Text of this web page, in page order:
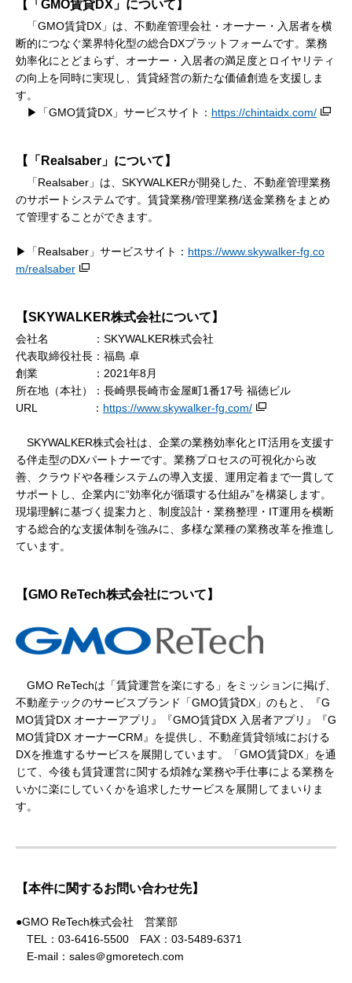
【「GMO賃貸DX」について】
「GMO賃貸DX」は、不動産管理会社・オーナー・入居者を横
断的につなぐ業界特化型の総合DXプラットフォームです。業務
効率化にとどまらず、オーナー・入居者の満足度とロイヤリティ
の向上を同時に実現し、賃貸経営の新たな価値創造を支援しま
す。
▶「GMO賃貸DX」サービスサイト： https://chintaidx.com/
【「Realsaber」について】
「Realsaber」は、SKYWALKERが開発した、不動産管理業務
のサポートシステムです。賃貸業務/管理業務/送金業務をまとめ
て管理することができます。
▶「Realsaber」サービスサイト： https://www.skywalker-fg.co
m/realsaber
【SKYWALKER株式会社について】
会社名 ：SKYWALKER株式会社
代表取締役社長：福島 卓
創業 ：2021年8月
所在地（本社）：長崎県長崎市金屋町1番17号 福徳ビル
URL ： https://www.skywalker-fg.com/
SKYWALKER株式会社は、企業の業務効率化とIT活用を支援す
る伴走型のDXパートナーです。業務プロセスの可視化から改
善、クラウドや各種システムの導入支援、運用定着まで一貫して
サポートし、企業内に“効率化が循環する仕組み”を構築します。
現場理解に基づく提案力と、制度設計・業務整理・IT運用を横断
する総合的な支援体制を強みに、多様な業種の業務改革を推進し
ています。
【GMO ReTech株式会社について】
GMO ReTechは「賃貸運営を楽にする」をミッションに掲げ、
不動産テックのサービスブランド「GMO賃貸DX」のもと、『G
MO賃貸DX オーナーアプリ』『GMO賃貸DX 入居者アプリ』『G
MO賃貸DX オーナーCRM』を提供し、不動産賃貸領域における
DXを推進するサービスを展開しています。「GMO賃貸DX」を通
じて、今後も賃貸運営に関する煩雑な業務や手仕事による業務を
いかに楽にしていくかを追求したサービスを展開してまいりま
す。
【本件に関するお問い合わせ先】
●GMO ReTech株式会社 営業部
TEL：03-6416-5500 FAX：03-5489-6371
E-mail：sales＠gmoretech.com